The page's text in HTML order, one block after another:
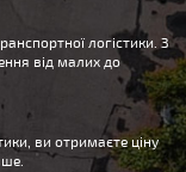
логістики. З
від малих до
ви отримаєте ціну